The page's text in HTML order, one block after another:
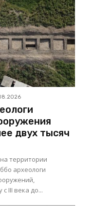
двух тысяч
территории
археологи
III века до...